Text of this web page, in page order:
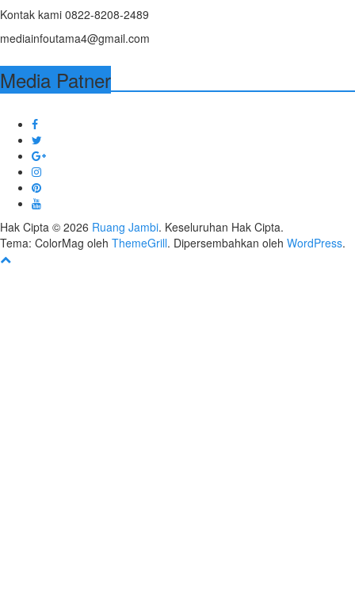
Kontak kami 0822-8208-2489
mediainfoutama4@gmail.com
Media Patner
Hak Cipta © 2026 Ruang Jambi. Keseluruhan Hak Cipta.
Tema: ColorMag oleh ThemeGrill. Dipersembahkan oleh WordPress.